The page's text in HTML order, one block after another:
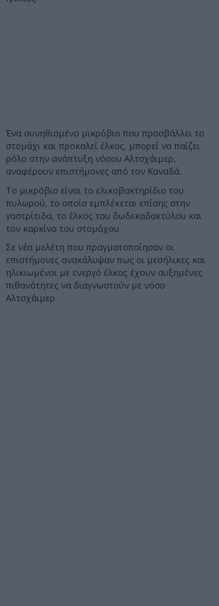
Ένα συνηθισμένο μικρόβιο που προσβάλλει το
στομάχι και προκαλεί έλκος, μπορεί να παίζει
ρόλο στην ανάπτυξη νόσου Αλτσχάιμερ,
αναφέρουν επιστήμονες από τον Καναδά.
Το μικρόβιο είναι το ελικοβακτηρίδιο του
πυλωρού, το οποίο εμπλέκεται επίσης στην
γαστρίτιδα, το έλκος του δωδεκαδακτύλου και
τον καρκίνο του στομάχου.
Σε νέα μελέτη που πραγματοποίησαν οι
επιστήμονες ανακάλυψαν πως οι μεσήλικες και
ηλικιωμένοι με ενεργό έλκος έχουν αυξημένες
πιθανότητες να διαγνωστούν με νόσο
Αλτσχάιμερ.